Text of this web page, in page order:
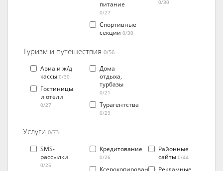
питание
0/27
Спортивные
секции 0/30
0/30
Туризм и путешествия 0/56
Авиа и ж/д
кассы 0/30
Гостиницы
и отели
0/27
Дома
отдыха,
турбазы
0/21
Турагентства
0/29
Услуги 0/73
SMS-
рассылки
0/25
Кредитование
0/26
Ксерокопирование
Районные
сайты0/44
Рекламные